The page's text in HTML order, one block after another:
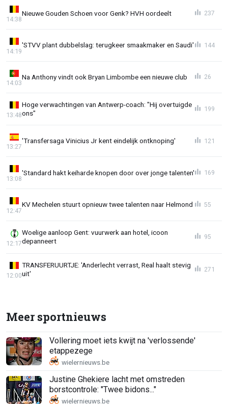
Nieuwe Gouden Schoen voor Genk? HVH oordeelt
14:38
237
'STVV plant dubbelslag: terugkeer smaakmaker en Saudi'
14:19
144
Na Anthony vindt ook Bryan Limbombe een nieuwe club
14:03
26
Hoge verwachtingen van Antwerp-coach: "Hij overtuigde
ons"
13:48
199
'Transfersaga Vinicius Jr kent eindelijk ontknoping'
13:27
121
'Standard hakt keiharde knopen door over jonge talenten'
13:08
169
KV Mechelen stuurt opnieuw twee talenten naar Helmond
12:47
55
Woelige aanloop Gent: vuurwerk aan hotel, icoon
depanneert
12:17
95
TRANSFERUURTJE: 'Anderlecht verrast, Real haalt stevig
uit'
12:00
271
Meer sportnieuws
Vollering moet iets kwijt na 'verlossende'
etappezege
Justine Ghekiere lacht met omstreden
borstcontrole: "Twee bidons..."